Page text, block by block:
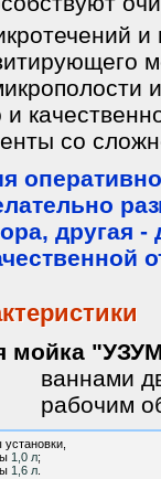
со
другая
мойка
ваннами
рабочим
1,0 л;
1,6 л.